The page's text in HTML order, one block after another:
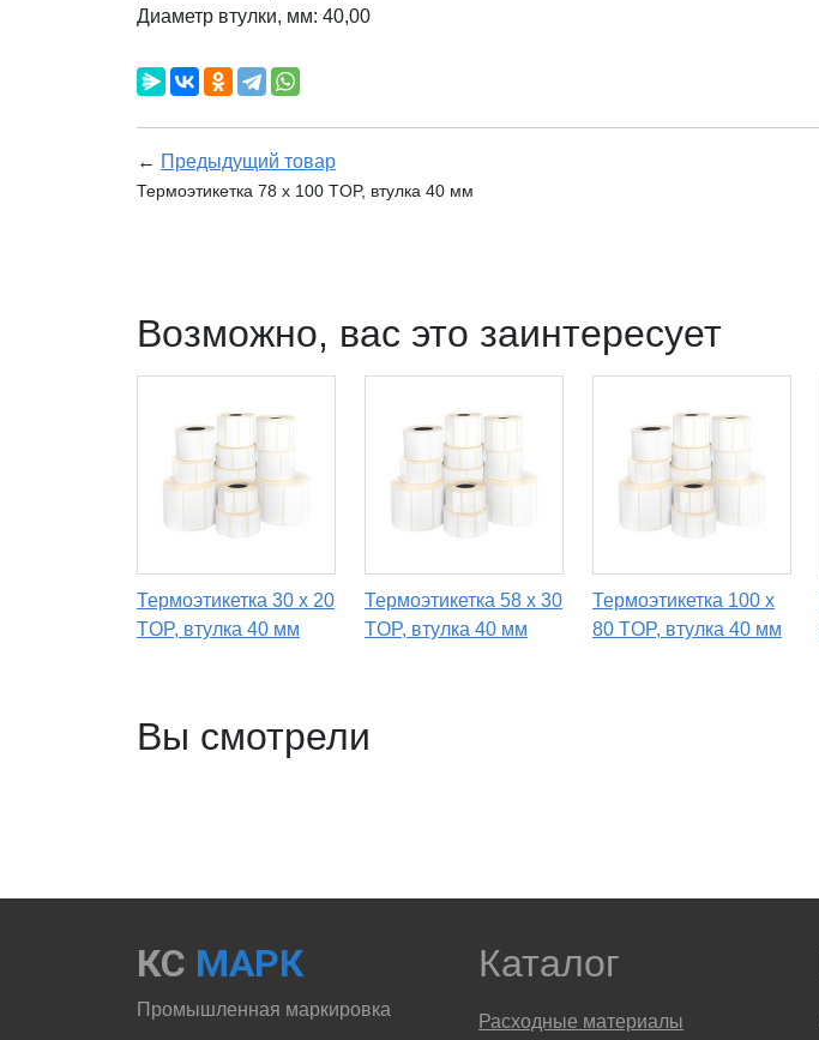
Диаметр втулки, мм: 40,00
← Предыдущий товар
Термоэтикетка 78 х 100 TOP, втулка 40 мм
Возможно, вас это заинтересует
Термоэтикетка 30 х 20
TOP, втулка 40 мм
Термоэтикетка 58 х 30
TOP, втулка 40 мм
Термоэтикетка 100 х
80 TOP, втулка 40 мм
Вы смотрели
КС МАРК
Промышленная маркировка
Каталог
Расходные материалы